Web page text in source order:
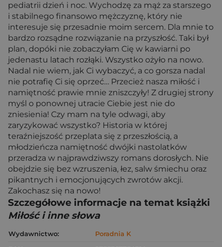
pediatrii dzień i noc. Wychodzę za mąż za starszego
i stabilnego finansowo mężczyznę, który nie
interesuje się przesadnie moim sercem. Dla mnie to
bardzo rozsądne rozwiązanie na przyszłość. Taki był
plan, dopóki nie zobaczyłam Cię w kawiarni po
jedenastu latach rozłąki. Wszystko ożyło na nowo.
Nadal nie wiem, jak Ci wybaczyć, a co gorsza nadal
nie potrafię Ci się oprzeć… Przecież nasza miłość i
namiętność prawie mnie zniszczyły! Z drugiej strony
myśl o ponownej utracie Ciebie jest nie do
zniesienia! Czy mam na tyle odwagi, aby
zaryzykować wszystko? Historia w której
teraźniejszość przeplata się z przeszłością, a
młodzieńcza namiętność dwójki nastolatków
przeradza w najprawdziwszy romans dorosłych. Nie
obejdzie się bez wzruszenia, łez, salw śmiechu oraz
pikantnych i emocjonujących zwrotów akcji.
Zakochasz się na nowo!
Szczegółowe informacje na temat książki
Miłość i inne słowa
Wydawnictwo:
Poradnia K